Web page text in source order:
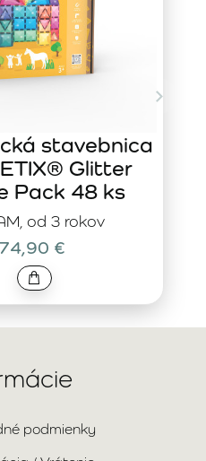
od 3 rokov
stavebnica
Glitter
Pack 48 ks
74,90 €
podmienky